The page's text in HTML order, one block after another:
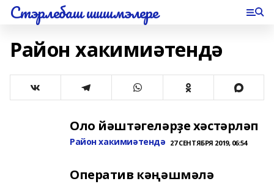
Стэрлебаш шишмэлере
Район хакимиәтендә
Оло йәштәгеләрҙе хәстәрләп
Район хакимиәтендә 27 СЕНТЯБРЯ 2019, 06:54
Оператив кәңәшмәлә